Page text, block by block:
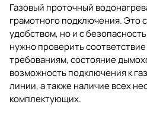
Газовый проточный
грамотного подключения. Это
удобством, но и с
нужно проверить
требованиям, состояние
возможность подключения к
линии, а также наличие всех
комплектующих.